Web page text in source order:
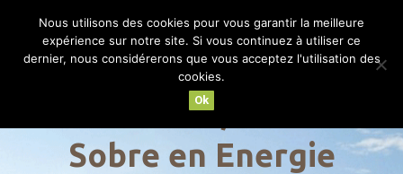
MENU
Maison BaSE, Bâtiment
Sobre en Energie
Nous utilisons des cookies pour vous garantir la meilleure
expérience sur notre site. Si vous continuez à utiliser ce
dernier, nous considérerons que vous acceptez l'utilisation des
cookies.
Ok